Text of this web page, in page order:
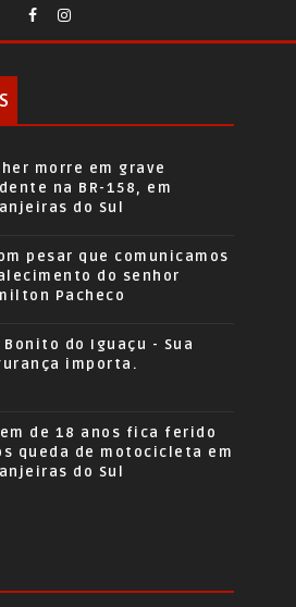
morre em grave
na BR-158, em
do Sul
pesar que comunicamos
do senhor
Pacheco
Bonito do Iguaçu - Sua
importa.
de 18 anos fica ferido
queda de motocicleta em
do Sul